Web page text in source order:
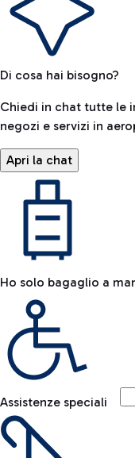
Di cosa hai bisogno?
Chiedi in chat tutte le
negozi e servizi in
Apri la chat
Ho solo bagaglio a
Assistenze speciali